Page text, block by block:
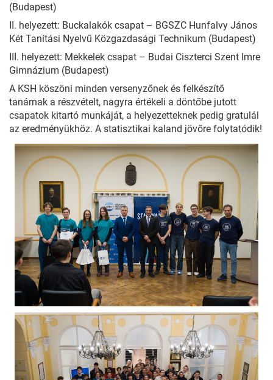
(Budapest)
II. helyezett: Buckalakók csapat – BGSZC Hunfalvy János
Két Tanítási Nyelvű Közgazdasági Technikum (Budapest)
III. helyezett: Mekkelek csapat – Budai Ciszterci Szent Imre
Gimnázium (Budapest)
A KSH köszöni minden versenyzőnek és felkészítő
tanárnak a részvételt, nagyra értékeli a döntőbe jutott
csapatok kitartó munkáját, a helyezetteknek pedig gratulál
az eredményükhöz. A statisztikai kaland jövőre folytatódik!